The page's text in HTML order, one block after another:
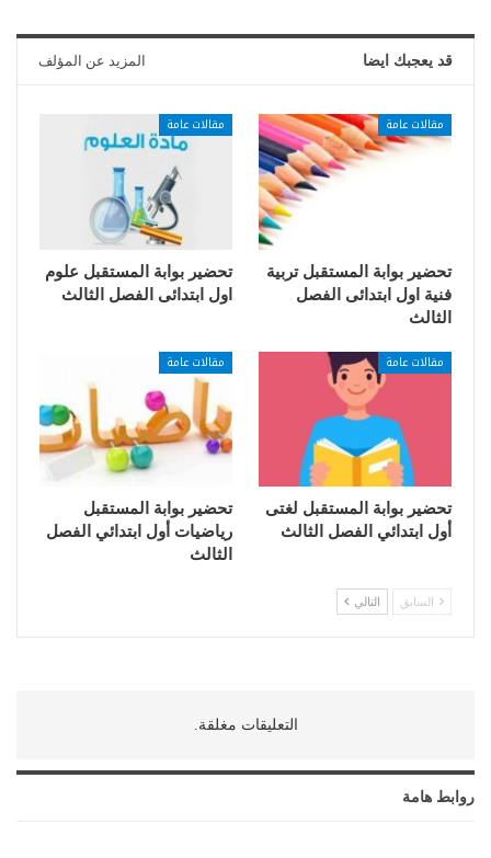
قد يعجبك ايضا المزيد عن المؤلف
مقالات عامة
تحضير بوابة المستقبل تربية
فنية اول ابتدائى الفصل
الثالث
مقالات عامة
تحضير بوابة المستقبل علوم
اول ابتدائى الفصل الثالث
مقالات عامة
تحضير بوابة المستقبل لغتى
أول ابتدائي الفصل الثالث
مقالات عامة
تحضير بوابة المستقبل
رياضيات أول ابتدائي الفصل
الثالث
السابق التالي
التعليقات مغلقة.
روابط هامة